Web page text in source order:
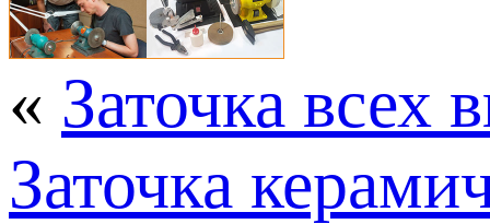
« Заточка всех
Заточка